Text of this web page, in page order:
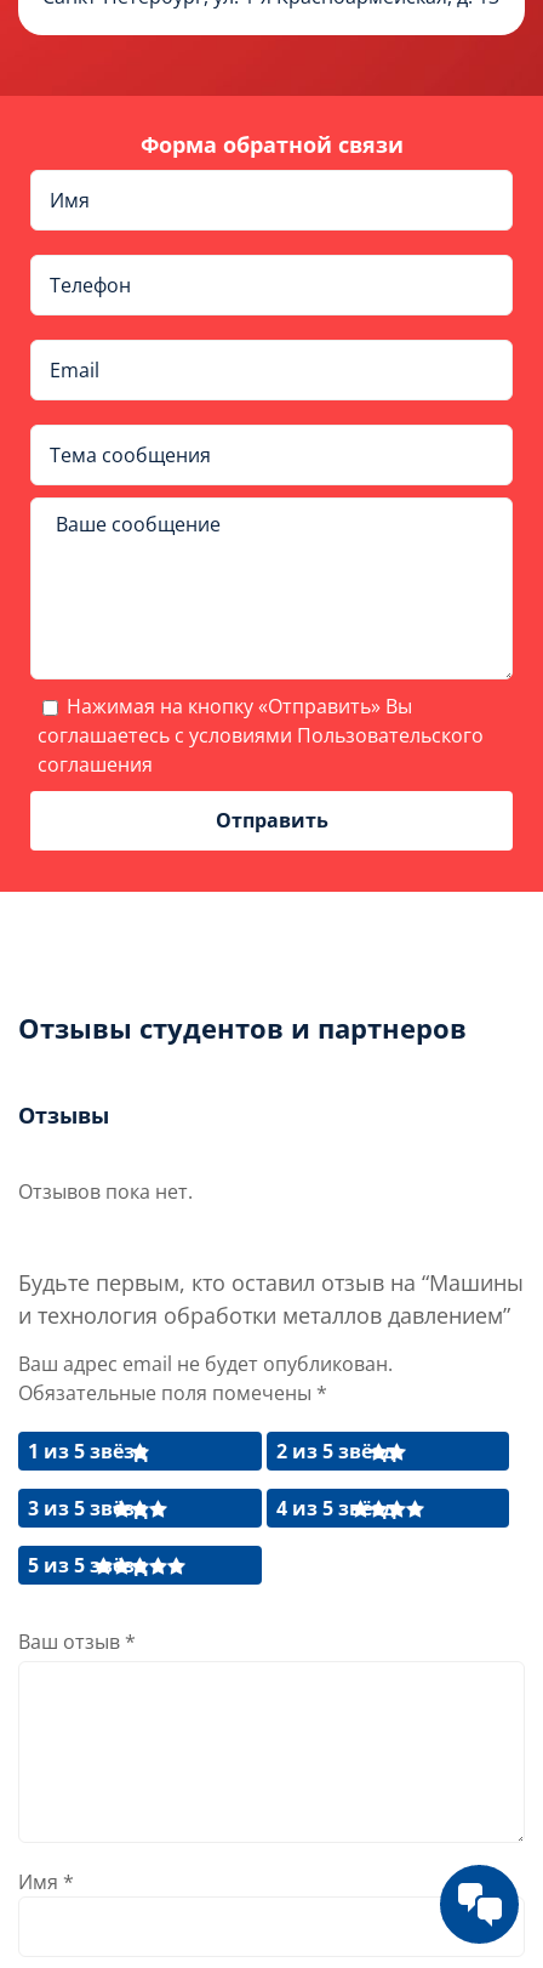
Форма обратной связи
Нажимая на кнопку «Отправить» Вы
соглашаетесь с условиями Пользовательского
соглашения
Отзывы студентов и партнеров
Отзывы
Отзывов пока нет.
Будьте первым, кто оставил отзыв на “Машины
и технология обработки металлов давлением”
Ваш адрес email не будет опубликован.
Обязательные поля помечены *
1 из 5 звёзд 2 из 5 звёзд
3 из 5 звёзд 4 из 5 звёзд
5 из 5 звёзд
Ваш отзыв *
Имя *